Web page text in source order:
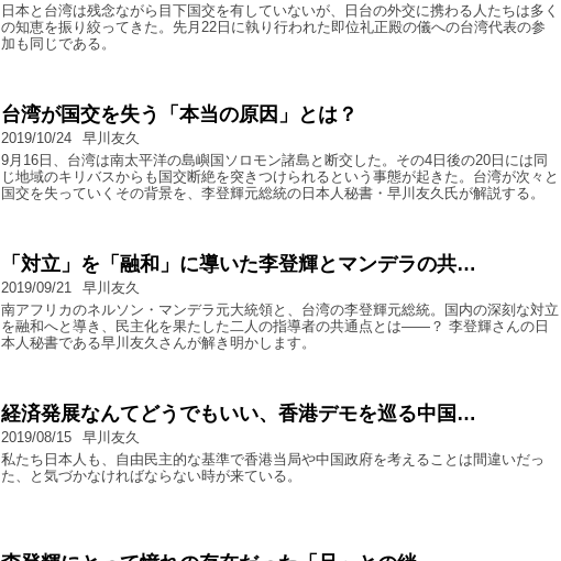
日本と台湾は残念ながら目下国交を有していないが、日台の外交に携わる人たちは多く
の知恵を振り絞ってきた。先月22日に執り行われた即位礼正殿の儀への台湾代表の参
加も同じである。
台湾が国交を失う「本当の原因」とは？
2019/10/24
早川友久
9月16日、台湾は南太平洋の島嶼国ソロモン諸島と断交した。その4日後の20日には同
じ地域のキリバスからも国交断絶を突きつけられるという事態が起きた。台湾が次々と
国交を失っていくその背景を、李登輝元総統の日本人秘書・早川友久氏が解説する。
「対立」を「融和」に導いた李登輝とマンデラの共…
2019/09/21
早川友久
南アフリカのネルソン・マンデラ元大統領と、台湾の李登輝元総統。国内の深刻な対立
を融和へと導き、民主化を果たした二人の指導者の共通点とは――？ 李登輝さんの日
本人秘書である早川友久さんが解き明かします。
経済発展なんてどうでもいい、香港デモを巡る中国…
2019/08/15
早川友久
私たち日本人も、自由民主的な基準で香港当局や中国政府を考えることは間違いだっ
た、と気づかなければならない時が来ている。